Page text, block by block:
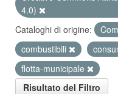
4.0)
Cataloghi di origine:
combustibili
flotta-municipale
Risultato del Filtro